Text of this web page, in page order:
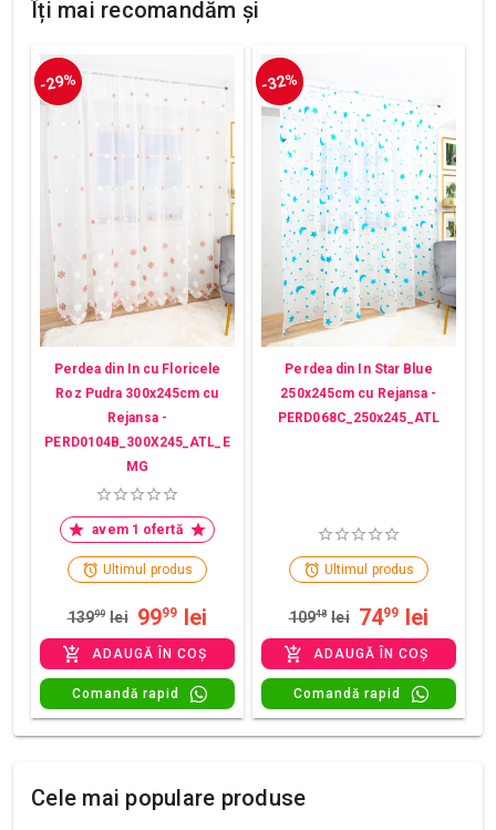
Îți mai recomandăm și
-29%
Perdea din In cu Floricele
Roz Pudra 300x245cm cu
Rejansa -
PERD0104B_300X245_ATL_E
MG
avem 1 ofertă
Ultimul produs
13999 lei 9999 lei
ADAUGĂ ÎN COȘ
Comandă rapid
-32%
Perdea din In Star Blue
250x245cm cu Rejansa -
PERD068C_250x245_ATL
Ultimul produs
10948 lei 7499 lei
ADAUGĂ ÎN COȘ
Comandă rapid
Cele mai populare produse